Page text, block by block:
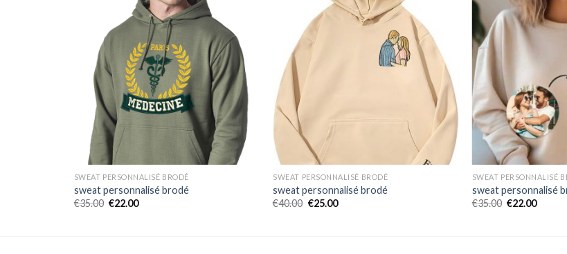
SWEAT PERSONNALISÉ BRODÉ
sweat personnalisé brodé
€35.00 €22.00
SWEAT PERSONNALISÉ BRODÉ
sweat personnalisé brodé
€40.00 €25.00
SWEAT PERSONNALISÉ
sweat personnalisé
€35.00 €22.00